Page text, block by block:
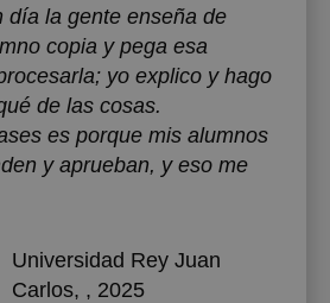
día la gente enseña de
copia y pega esa
yo explico y hago
de las cosas.
es porque mis alumnos
y aprueban, y eso me
Universidad Rey Juan
Carlos, , 2025